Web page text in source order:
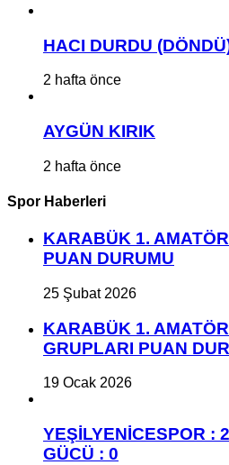
HACI DURDU
2 hafta önce
AYGÜN KIRIK
2 hafta önce
Spor Haberleri
KARABÜK 1.
PUAN DURUMU
25 Şubat 2026
KARABÜK 1.
GRUPLARI PUAN
19 Ocak 2026
YEŞİLYENİCESPOR :
GÜCÜ : 0